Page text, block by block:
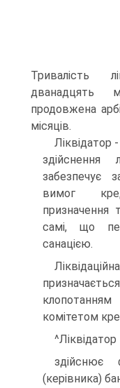
Тривалість
дванадцять
продовжена
місяців.
Ліквідатор
здійснення
забезпечує
вимог
призначення
самі, що
санацією.
комітетом
здійснює
(керівника)